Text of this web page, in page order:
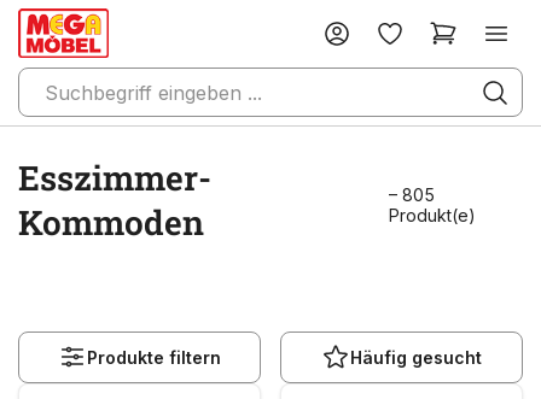
Esszimmer-
Kommoden
– 805
Produkt(e)
Produkte filtern Häufig gesucht